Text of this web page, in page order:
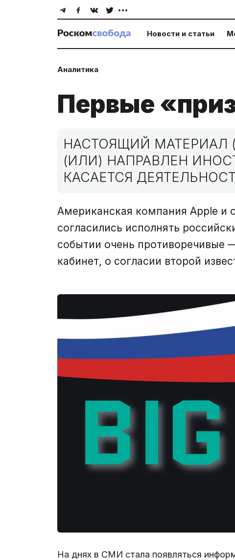
Новости и статьи
Аналитика
Первые
НАСТОЯЩИЙ МАТЕРИАЛ
(ИЛИ) НАПРАВЛЕН
КАСАЕТСЯ
Американская компания Apple и
согласились исполнять
событии очень противоречивые
кабинет, о согласии второй
На днях в СМИ стала появляться